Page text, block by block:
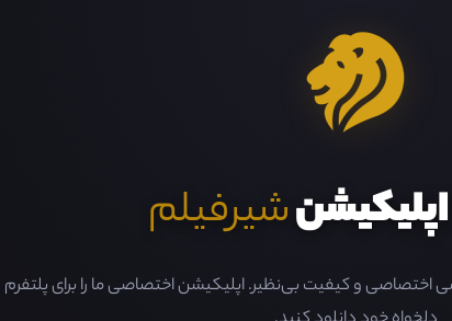
شیرفیلم
اختصاصی و کیفیت بی‌نظیر. اپلیکیشن اختصاصی ما را برای پلتفرم